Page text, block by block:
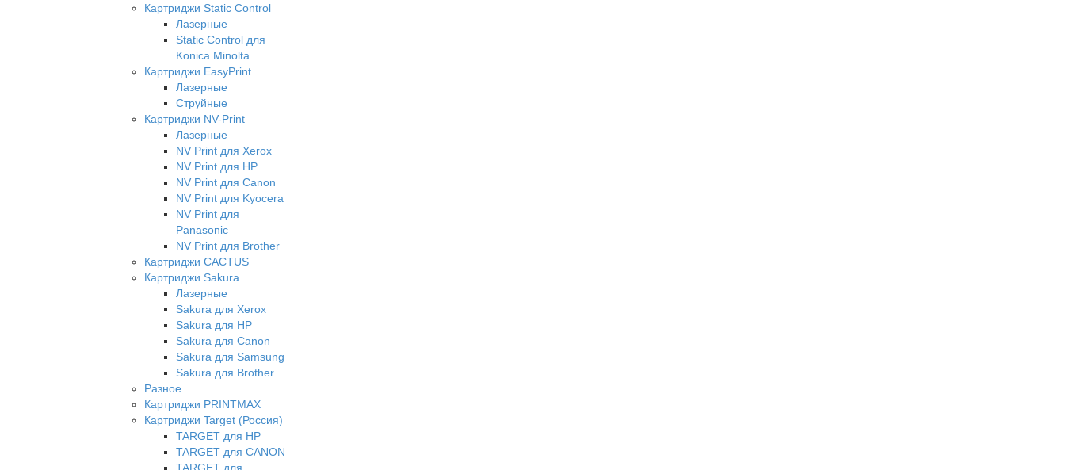
Картриджи Static Control
Лазерные
Static Control для
Konica Minolta
Картриджи EasyPrint
Лазерные
Струйные
Картриджи NV-Print
Лазерные
NV Print для Xerox
NV Print для HP
NV Print для Canon
NV Print для Kyocera
NV Print для
Panasonic
NV Print для Brother
Картриджи CACTUS
Картриджи Sakura
Лазерные
Sakura для Xerox
Sakura для HP
Sakura для Canon
Sakura для Samsung
Sakura для Brother
Разное
Картриджи PRINTMAX
Картриджи Target (Россия)
TARGET для HP
TARGET для CANON